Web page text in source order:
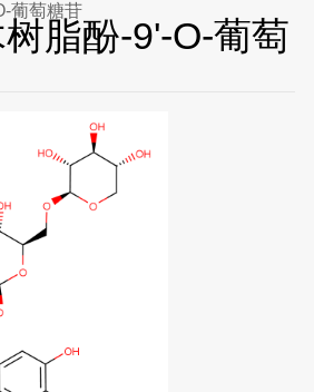
葡萄糖苷
脂酚-9'-O-葡萄